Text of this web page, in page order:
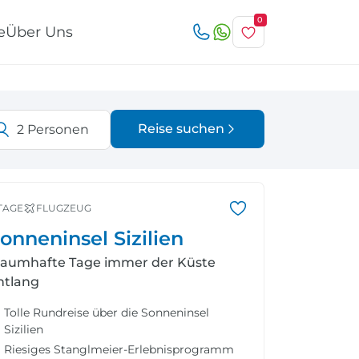
Über Uns
0
2 Personen Reise suchen
FLUGZEUG
Sizilien
Tage immer der Küste
Tolle Rundreise über die Sonneninsel
Sizilien
Riesiges Stanglmeier-Erlebnisprogramm